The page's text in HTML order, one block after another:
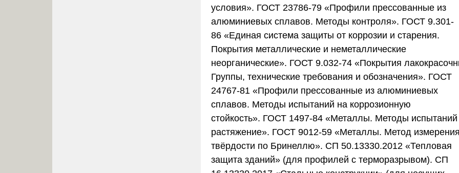
условия». ГОСТ 23786-79 «Профили прессованные из
алюминиевых сплавов. Методы контроля». ГОСТ 9.301-
86 «Единая система защиты от коррозии и старения.
Покрытия металлические и неметаллические
неорганические». ГОСТ 9.032-74 «Покрытия
Группы, технические требования и обозначения». ГОСТ
24767-81 «Профили прессованные из алюминиевых
сплавов. Методы испытаний на коррозионную
стойкость». ГОСТ 1497-84 «Металлы. Методы испытаний
растяжение». ГОСТ 9012-59 «Металлы. Метод измерения
твёрдости по Бринеллю». СП 50.13330.2012 «Тепловая
защита зданий» (для профилей с терморазрывом). СП